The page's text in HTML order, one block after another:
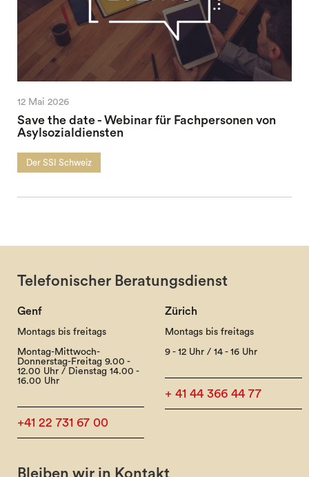
12 Mai 2026
Save the date - Webinar für Fachpersonen von
Asylsozialdiensten
Der SSI Schweiz
Telefonischer Beratungsdienst
Genf
Montags bis freitags
Montag-Mittwoch-
Donnerstag-Freitag 9.00 -
12.00 Uhr / Dienstag 14.00 -
16.00 Uhr
+41 22 731 67 00
Zürich
Montags bis freitags
9 - 12 Uhr / 14 - 16 Uhr
+ 41 44 366 44 77
Bleiben wir in Kontakt